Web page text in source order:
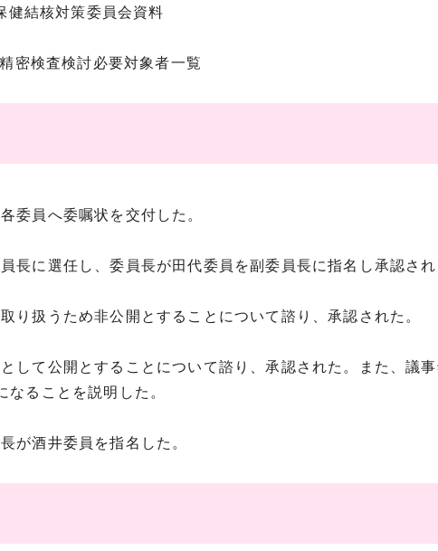
健結核対策委員会資料
密検査検討必要対象者一覧
委員へ委嘱状を交付した。
長に選任し、委員長が田代委員を副委員長に指名し承認され
り扱うため非公開とすることについて諮り、承認された。
して公開とすることについて諮り、承認された。また、議
ることを説明した。
が酒井委員を指名した。